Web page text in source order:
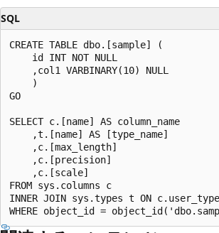
SQL
CREATE TABLE dbo.[sample] (
    id INT NOT NULL
    ,col1 VARBINARY(10) NULL
    )
GO
SELECT c.[name] AS column_name
    ,t.[name] AS [type_name]
    ,c.[max_length]
    ,c.[precision]
    ,c.[scale]
FROM sys.columns c
INNER JOIN sys.types t ON